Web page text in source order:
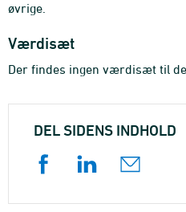
øvrige.
Værdisæt
Der findes ingen værdisæt til
DEL SIDENS INDHOLD